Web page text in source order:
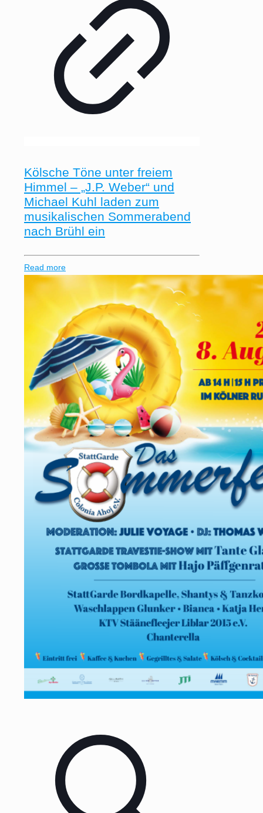
Kölsche Töne unter freiem
Himmel – „J.P. Weber“ und
Michael Kuhl laden zum
musikalischen Sommerabend
nach Brühl ein
Read more